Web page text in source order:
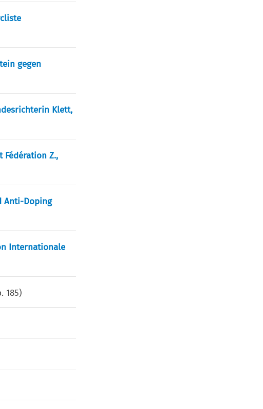
gegen
Klett,
Fédération Z.,
Anti-Doping
Internationale
185)